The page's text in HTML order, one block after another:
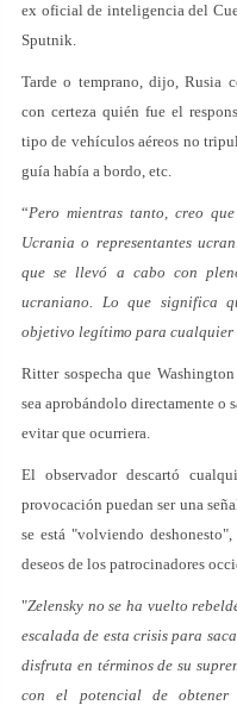
ex oficial de inteligencia del
Sputnik.
Tarde o temprano, dijo, Rusia
con certeza quién fue el
tipo de vehículos aéreos no
guía había a bordo, etc.
“Pero mientras tanto, creo
Ucrania o representantes
que se llevó a cabo con
ucraniano. Lo que significa
objetivo legítimo para cualquier
Ritter sospecha que
sea aprobándolo directamente o
evitar que ocurriera.
El observador descartó
provocación puedan ser una
se está "volviendo
deseos de los patrocinadores
"Zelensky no se ha vuelto
escalada de esta crisis para
disfruta en términos de su
con el potencial de